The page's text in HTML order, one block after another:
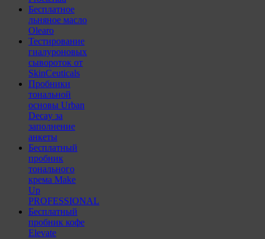
Бесплатное
льняное масло
Olearo
Тестирование
гиалуроновых
сывороток от
SkinCeuticals
Пробники
тональной
основы Urban
Decay за
заполнение
анкеты
Бесплатный
пробник
тонального
крема Make
Up
PROFESSIONAL
Бесплатный
пробник кофе
Elevate